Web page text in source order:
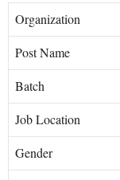
Organization
Post Name
Batch
Job Location
Gender